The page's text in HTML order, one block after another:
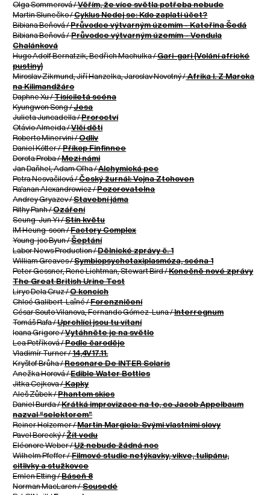
Olga Sommerová /Věřím, že více světla potřeba nebude
Martin Slunečko /Cyklus Nedej se: Kdo zaplatí účet?
Bibiana Beňová /Průvodce výtvarným územím - Kateřina Šedá
Bibiana Beňová / Průvodce výtvarným územím - Vendula
Chalánková
Hugo Adolf Bernatzik, Bedřich Machulka /Gari-gari (Volání africké
pustiny)
Miroslav Zikmund, Jiří Hanzelka, Jaroslav Novotný /Afrika I. Z Maroka
na Kilimandžáro
Daphne Xu /Tisíciletá scéna
Kyungwon Song /Jesa
Julieta Juncadella /Proroctví
Otávio Almeida /Vlčí děti
Roberto Minervini /Odliv
Daniel Kötter / Příkop Finfinnee
Dorota Proba /Mezi námi
Jan Daňhel, Adam Oľha /Alchymická pec
Petra Nesvačilová /Český žurnál: Vojna Ztohoven
Ra'anan Alexandrowicz /Pozorovatelna
Andrey Gryazev /Stavební jáma
Rithy Panh /Ozáření
Seung-Jun Yi /Stín květu
IM Heung-soon /Factory Complex
Young-joo Byun /Šeptání
Labor News Production /Dělnické zprávy č. 1
William Greaves /Symbiopsychotaxiplasmóza, scéna 1
Peter Gessner, Rene Lichtman, Stewart Bird /Konečně nové zprávy
The Great British Urine Test
Liryc Dela Cruz /O koncích
Chloé Galibert-Laîné /Forenzničení
César Souto Vilanova, Fernando Gómez-Luna /Interregnum
Tomáš Rafa /Uprchlíci jsou tu vítaní
Ioana Grigore /Vytáhněte je na světlo
Lea Petříková /Podle čaroděje
Vladimír Turner /14,4V17.11.
Kryštof Brůha /Resonare De INTER Solaris
Anežka Horová /Edible Water Bottles
Jitka Cejkova /Kapky
Aleš Zůbek /Phantom skies
Daniel Burda /Krátká improvizace na to, co Jacob Appelbaum
nazval “selektorem”
Reiner Holzemer /Martin Margiela: Svými vlastními slovy
Pavel Borecký /Žít vodu
Eléonore Weber /Už nebude žádná noc
Wilhelm Pfeffer / Filmové studie netýkavky, vikve, tulipánu,
citlivky a stužkovce
Emlen Etting /Báseň 8
Norman MacLaren / Sousedé